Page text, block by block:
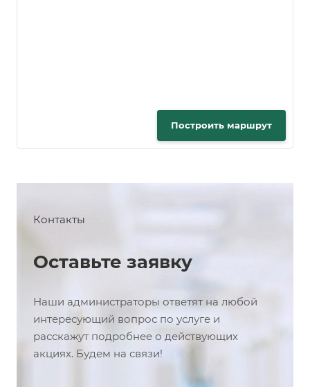
Построить маршрут
Контакты
Оставьте заявку
Наши администраторы ответят на любой
интересующий вопрос по услуге и
расскажут подробнее о действующих
акциях. Будем на связи!